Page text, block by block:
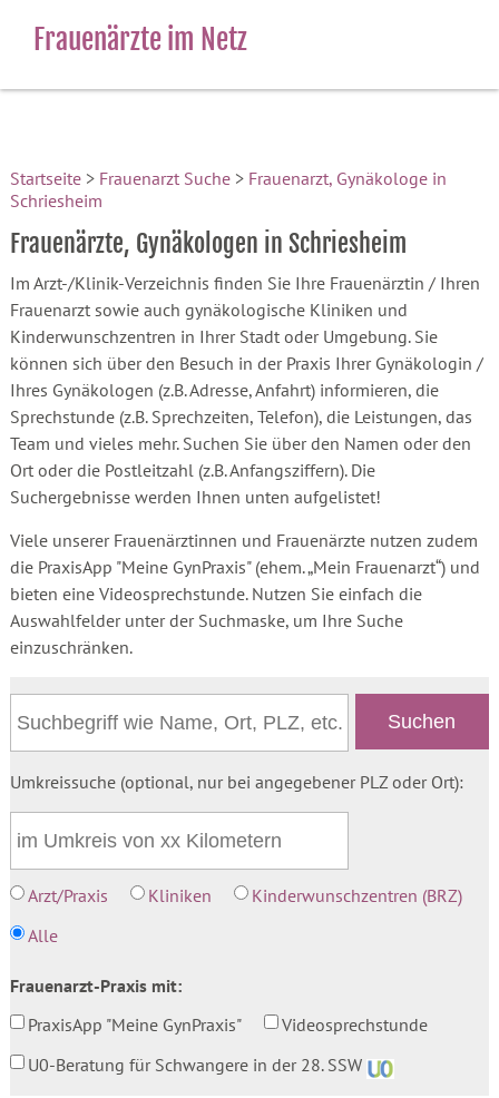
Frauenärzte im Netz
Startseite> Frauenarzt Suche> Frauenarzt, Gynäkologe in
Schriesheim
Frauenärzte, Gynäkologen in Schriesheim
Im Arzt-/Klinik-Verzeichnis finden Sie Ihre Frauenärztin / Ihren
Frauenarzt sowie auch gynäkologische Kliniken und
Kinderwunschzentren in Ihrer Stadt oder Umgebung. Sie
können sich über den Besuch in der Praxis Ihrer Gynäkologin /
Ihres Gynäkologen (z.B. Adresse, Anfahrt) informieren, die
Sprechstunde (z.B. Sprechzeiten, Telefon), die Leistungen, das
Team und vieles mehr. Suchen Sie über den Namen oder den
Ort oder die Postleitzahl (z.B. Anfangsziffern). Die
Suchergebnisse werden Ihnen unten aufgelistet!
Viele unserer Frauenärztinnen und Frauenärzte nutzen zudem
die PraxisApp "Meine GynPraxis" (ehem. „Mein Frauenarzt“) und
bieten eine Videosprechstunde. Nutzen Sie einfach die
Auswahlfelder unter der Suchmaske, um Ihre Suche
einzuschränken.
Umkreissuche (optional, nur bei angegebener PLZ oder Ort):
Arzt/Praxis Kliniken
Kinderwunschzentren (BRZ)
Alle
Frauenarzt-Praxis mit:
PraxisApp "Meine GynPraxis"
Videosprechstunde
U0-Beratung für Schwangere in der 28. SSW